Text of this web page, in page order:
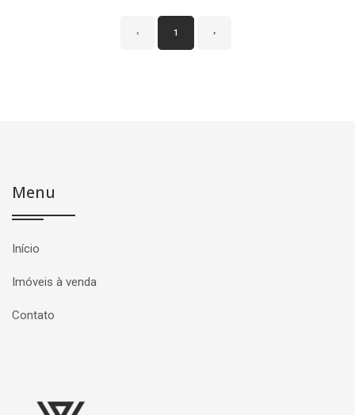
‹ 1 ›
Menu
Início
Imóveis à venda
Contato